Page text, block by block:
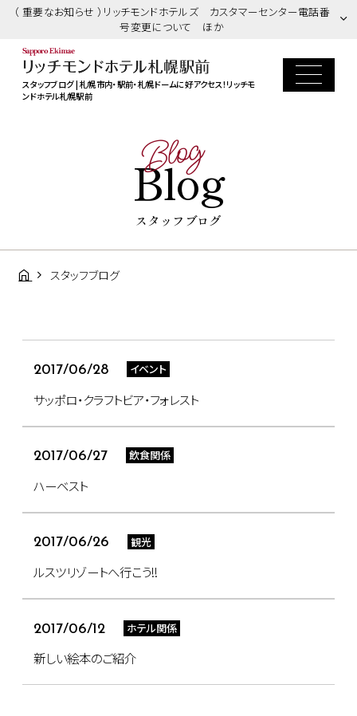
（ 重要なお知らせ ）リッチモンドホテルズ カスタマーセンター電話番
号変更について ほか
スタッフブログ | 札幌市内・駅前・札幌ドームに好アクセス！リッチモ
ンドホテル札幌駅前
Blog
Blog
スタッフブログ
スタッフブログ
2017/06/28 イベント
サッポロ・クラフトビア・フォレスト
2017/06/27 飲食関係
ハーベスト
2017/06/26 観光
ルスツリゾートへ行こう!!
2017/06/12 ホテル関係
新しい絵本のご紹介